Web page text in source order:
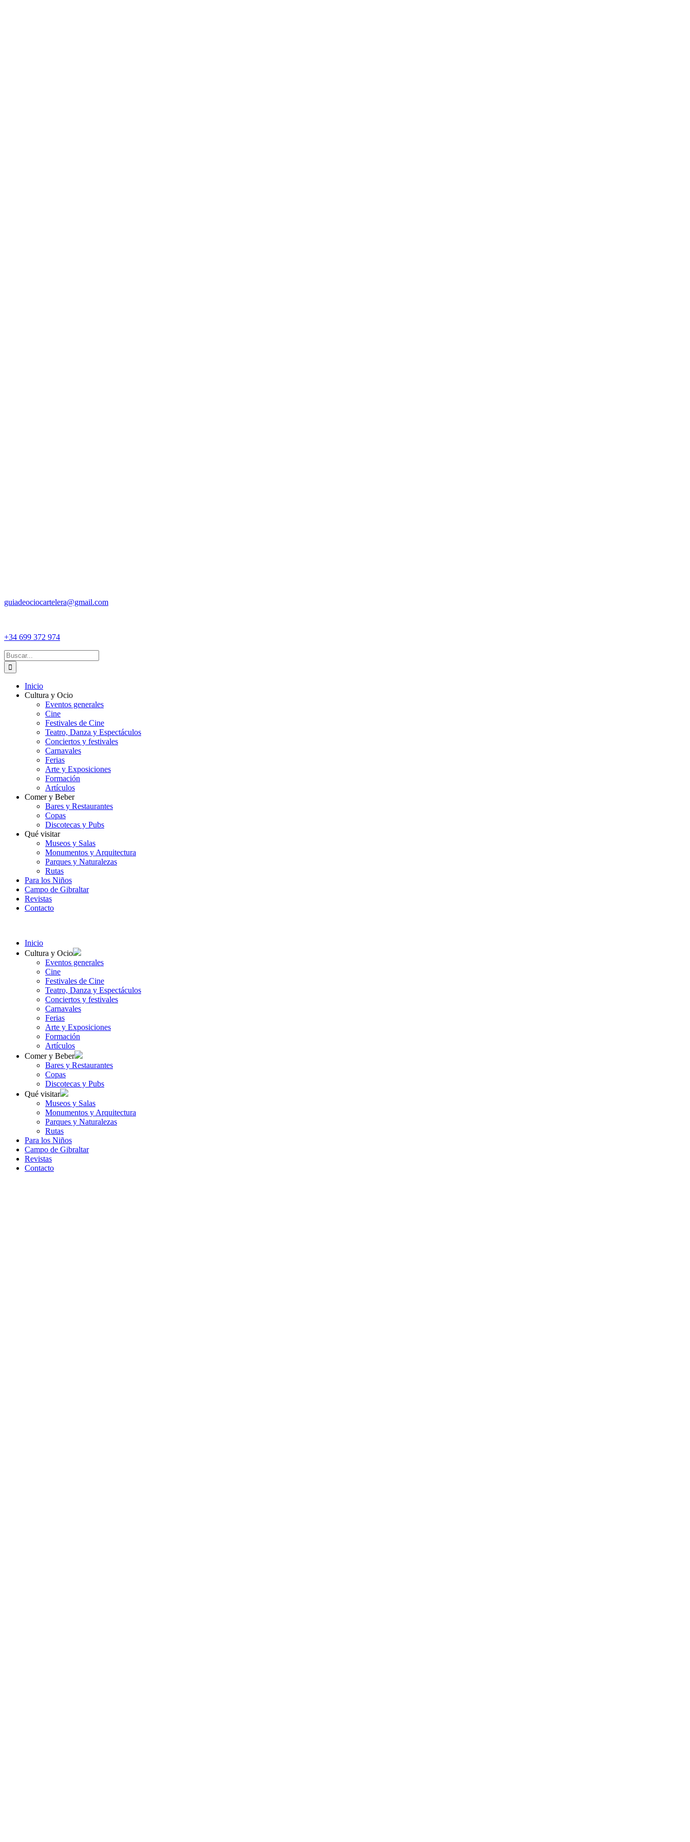
guiadeociocartelera@gmail.com
+34 699 372 974
Buscar:
Inicio
Cultura y Ocio
Eventos generales
Cine
Festivales de Cine
Teatro, Danza y Espectáculos
Conciertos y festivales
Carnavales
Ferias
Arte y Exposiciones
Formación
Artículos
Comer y Beber
Bares y Restaurantes
Copas
Discotecas y Pubs
Qué visitar
Museos y Salas
Monumentos y Arquitectura
Parques y Naturalezas
Rutas
Para los Niños
Campo de Gibraltar
Revistas
Contacto
Inicio
Cultura y Ocio
Eventos generales
Cine
Festivales de Cine
Teatro, Danza y Espectáculos
Conciertos y festivales
Carnavales
Ferias
Arte y Exposiciones
Formación
Artículos
Comer y Beber
Bares y Restaurantes
Copas
Discotecas y Pubs
Qué visitar
Museos y Salas
Monumentos y Arquitectura
Parques y Naturalezas
Rutas
Para los Niños
Campo de Gibraltar
Revistas
Contacto